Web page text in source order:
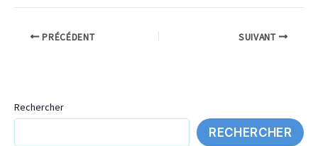
PRÉCÉDENT SUIVANT
Rechercher
RECHERCHER